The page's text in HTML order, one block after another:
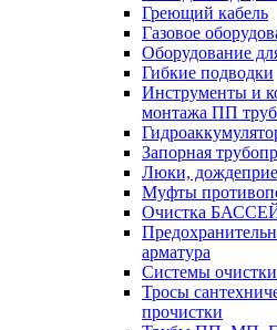
Греющий кабель
Газовое
Оборудование
Гибкие подводки
Инструменты и
монтажа ПП
Запорная
Люки,
Муфты
Очистка
арматура
Системы
Тросы
прочистки